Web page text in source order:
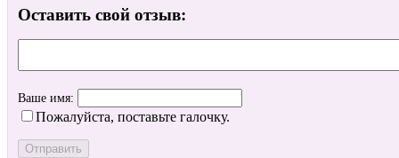
Оставить свой отзыв:
Ваше имя:
Пожалуйста, поставьте галочку.